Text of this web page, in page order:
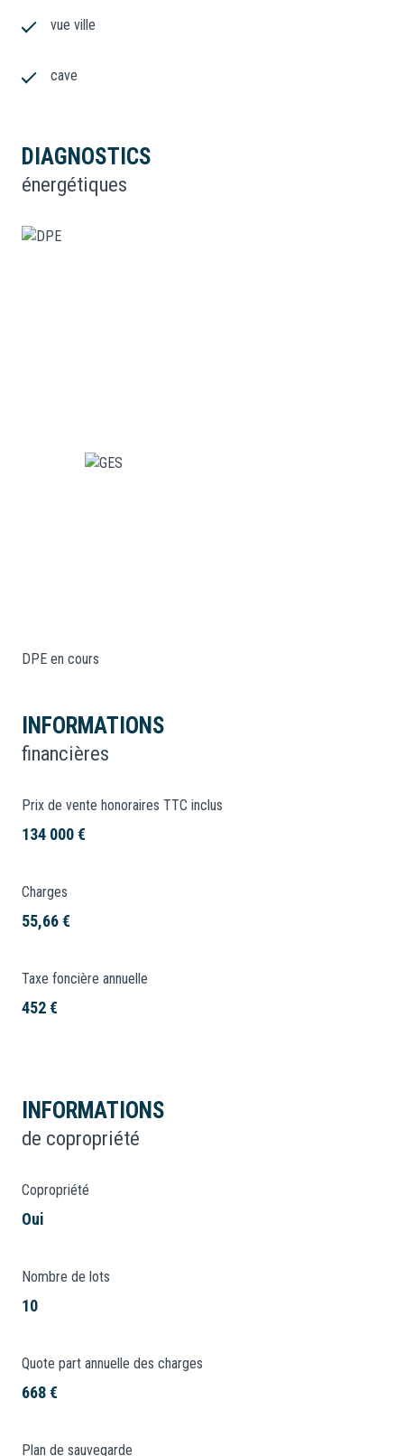
vue ville
cave
DIAGNOSTICS
énergétiques
DPE en cours
INFORMATIONS
financières
Prix de vente honoraires TTC inclus
134 000 €
Charges
55,66 €
Taxe foncière annuelle
452 €
INFORMATIONS
de copropriété
Copropriété
Oui
Nombre de lots
10
Quote part annuelle des charges
668 €
Plan de sauvegarde